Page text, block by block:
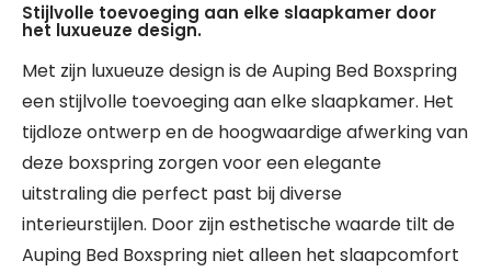
Stijlvolle toevoeging aan elke slaapkamer door
het luxueuze design.
Met zijn luxueuze design is de Auping Bed Boxspring
een stijlvolle toevoeging aan elke slaapkamer. Het
tijdloze ontwerp en de hoogwaardige afwerking van
deze boxspring zorgen voor een elegante
uitstraling die perfect past bij diverse
interieurstijlen. Door zijn esthetische waarde tilt de
Auping Bed Boxspring niet alleen het slaapcomfort